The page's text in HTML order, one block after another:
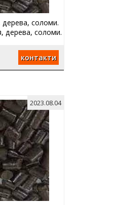
соломи.
дерева, соломи.
контакти
2023.08.04